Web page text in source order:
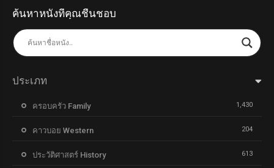
ค้นหาหนังที่คุณชื่นชอบ
ประเภท
ครอบครัว Family 1,430
คาวบอย Western 204
ประวัติศาสตร์ History 613